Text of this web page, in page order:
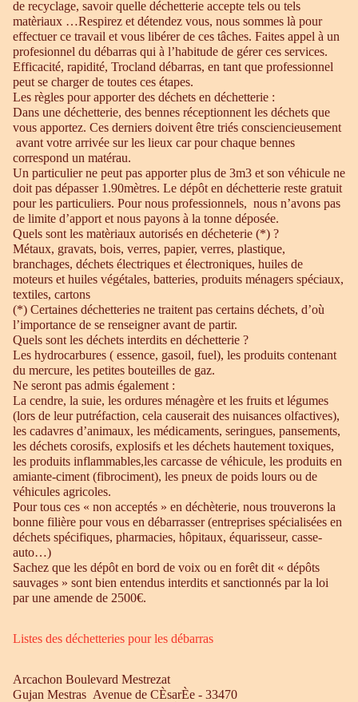
de recyclage, savoir quelle déchetterie accepte tels ou tels
matèriaux …Respirez et détendez vous, nous sommes là pour
effectuer ce travail et vous libérer de ces tâches. Faites appel à un
profesionnel du débarras qui à l’habitude de gérer ces services.
Efficacité, rapidité, Trocland débarras, en tant que professionnel
peut se charger de toutes ces étapes.
Les règles pour apporter des déchets en déchetterie :
Dans une déchetterie, des bennes réceptionnent les déchets que
vous apportez. Ces derniers doivent être triés consciencieusement
avant votre arrivée sur les lieux car pour chaque bennes
correspond un matérau.
Un particulier ne peut pas apporter plus de 3m3 et son véhicule ne
doit pas dépasser 1.90mètres. Le dépôt en déchetterie reste gratuit
pour les particuliers. Pour nous professionnels, nous n’avons pas
de limite d’apport et nous payons à la tonne déposée.
Quels sont les matèriaux autorisés en décheterie (*) ?
Métaux, gravats, bois, verres, papier, verres, plastique,
branchages, déchets électriques et électroniques, huiles de
moteurs et huiles végétales, batteries, produits ménagers spéciaux,
textiles, cartons
(*) Certaines déchetteries ne traitent pas certains déchets, d’où
l’importance de se renseigner avant de partir.
Quels sont les déchets interdits en déchetterie ?
Les hydrocarbures ( essence, gasoil, fuel), les produits contenant
du mercure, les petites bouteilles de gaz.
Ne seront pas admis également :
La cendre, la suie, les ordures ménagère et les fruits et légumes
(lors de leur putréfaction, cela causerait des nuisances olfactives),
les cadavres d’animaux, les médicaments, seringues, pansements,
les déchets corosifs, explosifs et les déchets hautement toxiques,
les produits inflammables,les carcasse de véhicule, les produits en
amiante-ciment (fibrociment), les pneux de poids lours ou de
véhicules agricoles.
Pour tous ces « non acceptés » en déchèterie, nous trouverons la
bonne filière pour vous en débarrasser (entreprises spécialisées en
déchets spécifiques, pharmacies, hôpitaux, équarisseur, casse-
auto…)
Sachez que les dépôt en bord de voix ou en forêt dit « dépôts
sauvages » sont bien entendus interdits et sanctionnés par la loi
par une amende de 2500€.
Listes des déchetteries pour les débarras
Arcachon Boulevard Mestrezat
Gujan Mestras Avenue de CÈsarÈe - 33470